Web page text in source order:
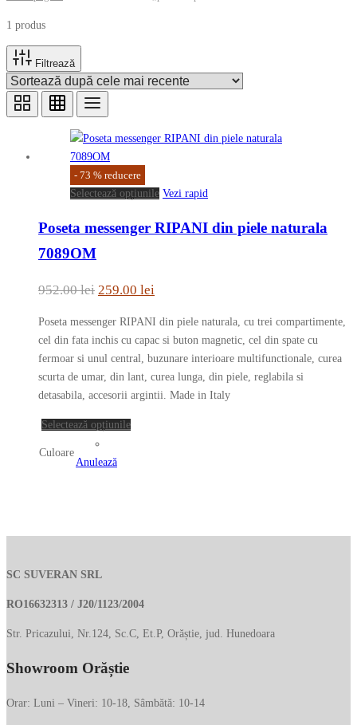
1 produs
Filtrează
- 73 % reducere
Selectează opțiunile Acest
are
pot
fi
alese
în
pagina
Vezi rapid
Poseta messenger RIPANI din piele naturala
7089OM
952.00lei Prețul
fost:
952.00 lei.
259.00 lei
este:
259.00 lei.
Poseta messenger RIPANI din piele naturala, cu trei compartimente,
cel din fata inchis cu capac si buton magnetic, cel din spate cu
fermoar si unul central, buzunare interioare multifunctionale, curea
scurta de umar, din lant, curea lunga, din piele, reglabila si
detasabila, accesorii argintii. Made in Italy
Selectează opțiunileAcest
Opțiunile
în
Culoare
Anulează
SC SUVERAN SRL
RO16632313 / J20/1123/2004
Str. Pricazului, Nr.124, Sc.C, Et.P, Orăștie, jud. Hunedoara
Showroom Orăștie
Orar: Luni – Vineri: 10-18, Sâmbătă: 10-14